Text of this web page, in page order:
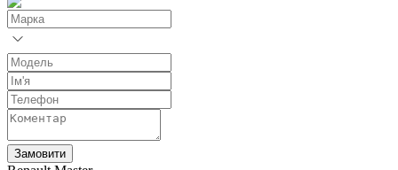
Замовити